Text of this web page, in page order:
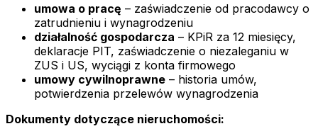
umowa o pracę – zaświadczenie od pracodawcy o
zatrudnieniu i wynagrodzeniu
działalność gospodarcza – KPiR za 12 miesięcy,
deklaracje PIT, zaświadczenie o niezaleganiu w
ZUS i US, wyciągi z konta firmowego
umowy cywilnoprawne – historia umów,
potwierdzenia przelewów wynagrodzenia
Dokumenty dotyczące nieruchomości: